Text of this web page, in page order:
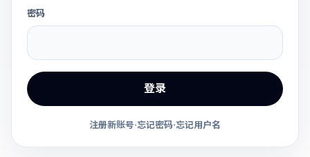
密码
登录
注册新账号·忘记密码·忘记用户名